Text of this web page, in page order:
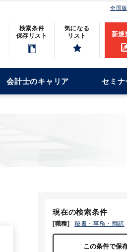
全国版
検索条件
保存リスト
気になる
リスト
新規
会計士のキャリア セミナ
現在の検索条件
[職種] 秘書・事務・翻訳